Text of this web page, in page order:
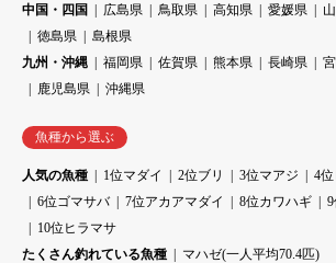
中国・四国
広島県 鳥取県 高知県 愛媛県
徳島県
島根県
九州・沖縄
福岡県 佐賀県 熊本県 長崎県
鹿児島県
沖縄県
魚種から選ぶ
人気の魚種 1位マダイ 2位ブリ 3位マアジ 4
6位ゴマサバ
7位アカアマダイ 8位カワハギ
10位ヒラマサ
たくさん釣れている魚種
マハゼ(一人平均70.4匹)